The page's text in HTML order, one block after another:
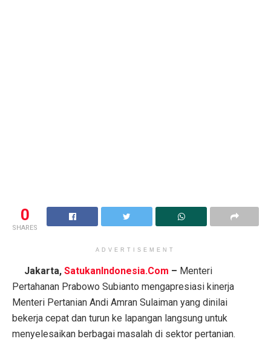
0
SHARES
ADVERTISEMENT
Jakarta, SatukanIndonesia.Com – Menteri
Pertahanan Prabowo Subianto mengapresiasi kinerja
Menteri Pertanian Andi Amran Sulaiman yang dinilai
bekerja cepat dan turun ke lapangan langsung untuk
menyelesaikan berbagai masalah di sektor pertanian.